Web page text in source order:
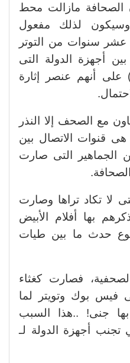
الصحافة مازالت محط
وسيكون لذلك مفعول
سنوات من التوتر
بين أجهزة الدولة التى
أنهم عنصر إثارة
مع الصحف إلا النذر
قنوات الاتصال بين
الجماهير التى صارت
لا تكاد تراها وصارت
بها أفلام الأبيض
حدث ما بين طيات
الصحفية، فصارت كغثاء
فيس بوك وتويتر لما
جنى! ..هذا السبب
تجنب أجهزة الدولة لـ